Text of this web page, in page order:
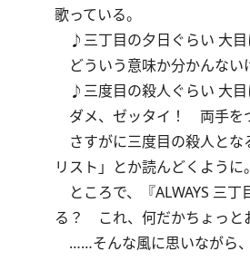
歌っている。
♪三丁目の夕日ぐらい 大目
どういう意味か分かんない
♪三度目の殺人ぐらい 大目
ダメ、ゼッタイ！ 両手を
さすがに三度目の殺人とな
リスト」とか読んどくように。
ところで、『ALWAYS 三
る？ これ、何だかちょっと
……そんな風に思いながら、